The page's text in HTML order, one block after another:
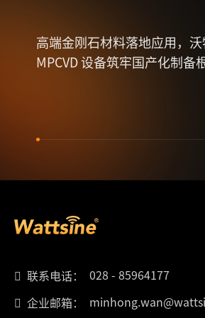
高端金刚石材料落地应用，
MPCVD 设备筑牢国产化制备
联系电话：
028 - 85964177
企业邮箱：